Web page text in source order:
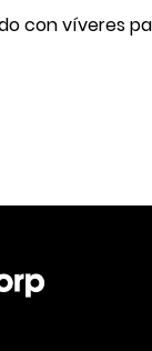
con víveres